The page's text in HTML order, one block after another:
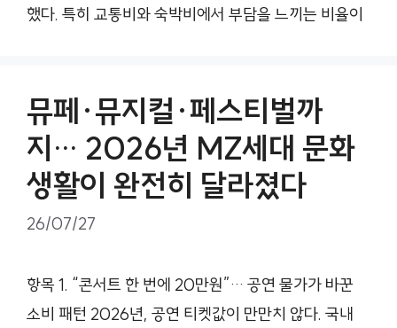
했다. 특히 교통비와 숙박비에서 부담을 느끼는 비율이
뮤페·뮤지컬·페스티벌까
지… 2026년 MZ세대 문화
생활이 완전히 달라졌다
26/07/27
항목 1. “콘서트 한 번에 20만원”… 공연 물가가 바꾼
소비 패턴 2026년, 공연 티켓값이 만만치 않다. 국내